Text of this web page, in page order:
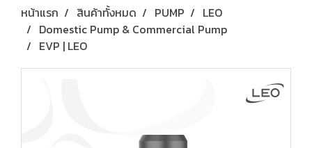
หน้าแรก สินค้าทั้งหมด PUMP
LEO
Domestic Pump & Commercial Pump
EVP | LEO